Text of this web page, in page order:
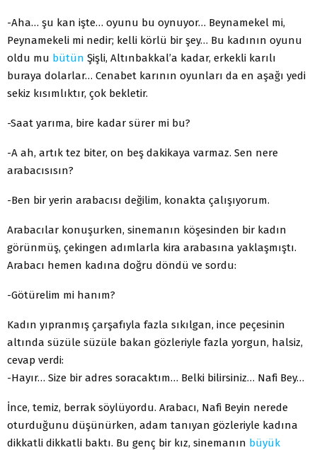
-Aha… şu kan işte… oyunu bu oynuyor… Beynamekel mi,
Peynamekeli mi nedir; kelli körlü bir şey… Bu kadının oyunu
oldu mu bütün Şişli, Altınbakkal’a kadar, erkekli karılı
buraya dolarlar… Cenabet karının oyunları da en aşağı yedi
sekiz kısımlıktır, çok bekletir.
-Saat yarıma, bire kadar sürer mi bu?
-A ah, artık tez biter, on beş dakikaya varmaz. Sen nere
arabacısısın?
-Ben bir yerin arabacısı değilim, konakta çalışıyorum.
Arabacılar konuşurken, sinemanın köşesinden bir kadın
görünmüş, çekingen adımlarla kira arabasına yaklaşmıştı.
Arabacı hemen kadına doğru döndü ve sordu:
-Götürelim mi hanım?
Kadın yıpranmış çarşafıyla fazla sıkılgan, ince peçesinin
altında süzüle süzüle bakan gözleriyle fazla yorgun, halsiz,
cevap verdi:
-Hayır… Size bir adres soracaktım… Belki bilirsiniz… Nafi Bey…
İnce, temiz, berrak söylüyordu. Arabacı, Nafi Beyin nerede
oturduğunu düşünürken, adam tanıyan gözleriyle kadına
dikkatli dikkatli baktı. Bu genç bir kız, sinemanın büyük